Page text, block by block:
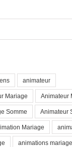
animateur
Mariage Animateur
Somme Animateur
Mariage
animations mariage